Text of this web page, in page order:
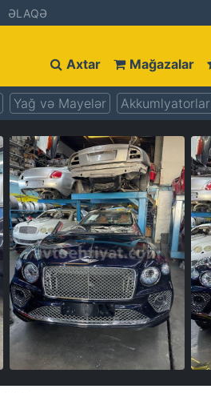
ƏLAQƏ
Axtar Mağazalar
Yağ və Mayelər Akkumlyatorlar